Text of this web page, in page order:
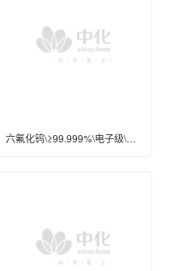
六氟化钨\≥99.999%\电子级\10L